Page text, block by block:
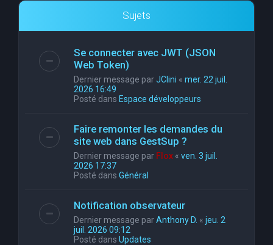
Sujets
Se connecter avec JWT (JSON
Web Token)
Dernier message parJClini « mer. 22 juil.
2026 16:49
Posté dans Espace développeurs
Faire remonter les demandes du
site web dans GestSup ?
Dernier message par Flox « ven. 3 juil.
2026 17:37
Posté dans Général
Notification observateur
Dernier message parAnthony D. « jeu. 2
juil. 2026 09:12
Posté dans Updates